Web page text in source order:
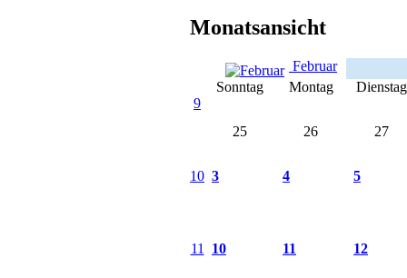
Monatsansicht
Februar
Sonntag
Montag
Dienstag
9
25
26 27
10 3 4 5
11 10 11 12